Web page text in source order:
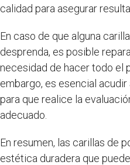
calidad para asegurar
En caso de que alguna
desprenda, es posible
necesidad de hacer todo el
embargo, es esencial
para que realice la
adecuado.
En resumen, las carillas de
estética duradera que